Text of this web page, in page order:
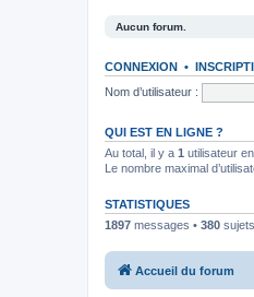
Aucun forum.
CONNEXION •
Nom d’utilisateur :
QUI EST EN LIGNE ?
Au total, il y a 1 utilisateur
Le nombre maximal
STATISTIQUES
1897 messages • 380
Accueil du forum